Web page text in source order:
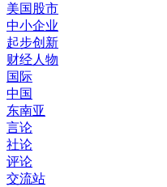
美国股市
中小企业
起步创新
财经人物
国际
中国
东南亚
言论
社论
评论
交流站